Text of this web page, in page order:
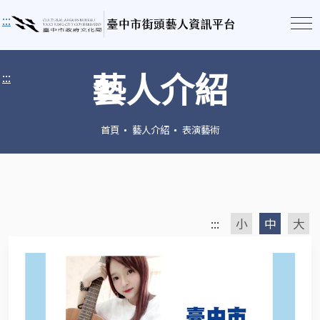
:::
::: 藝人介紹
首頁 藝人介紹 表演藝術
::: 小 中 大